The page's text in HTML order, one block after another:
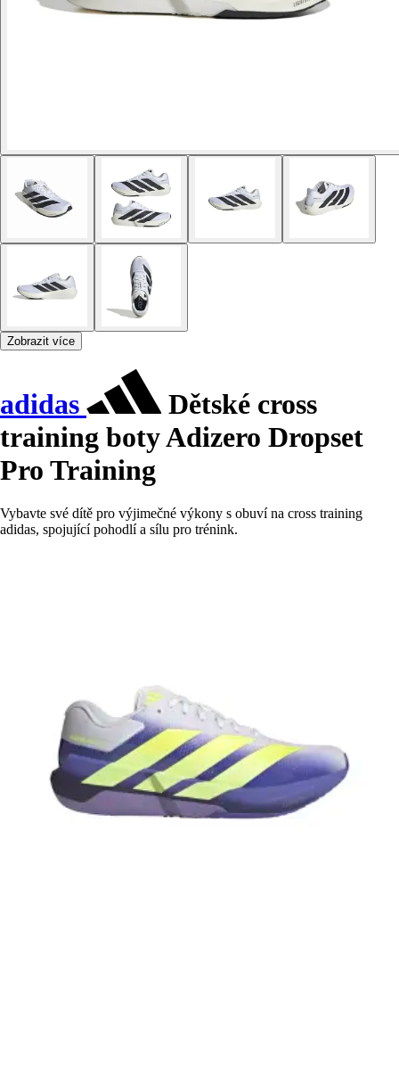
Zobrazit více
adidas
Dětské cross
training boty Adizero Dropset
Pro Training
Vybavte své dítě pro výjimečné výkony s obuví na cross training
adidas, spojující pohodlí a sílu pro trénink.